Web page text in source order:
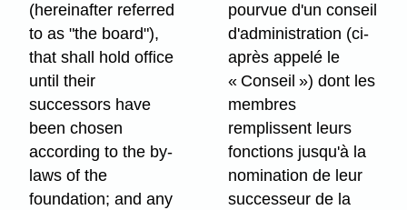
(hereinafter referred
to as "the board"),
that shall hold office
until their
successors have
been chosen
according to the by-
laws of the
foundation; and any
pourvue d'un conseil
d'administration (ci-
après appelé le
« Conseil ») dont les
membres
remplissent leurs
fonctions jusqu'à la
nomination de leur
successeur de la